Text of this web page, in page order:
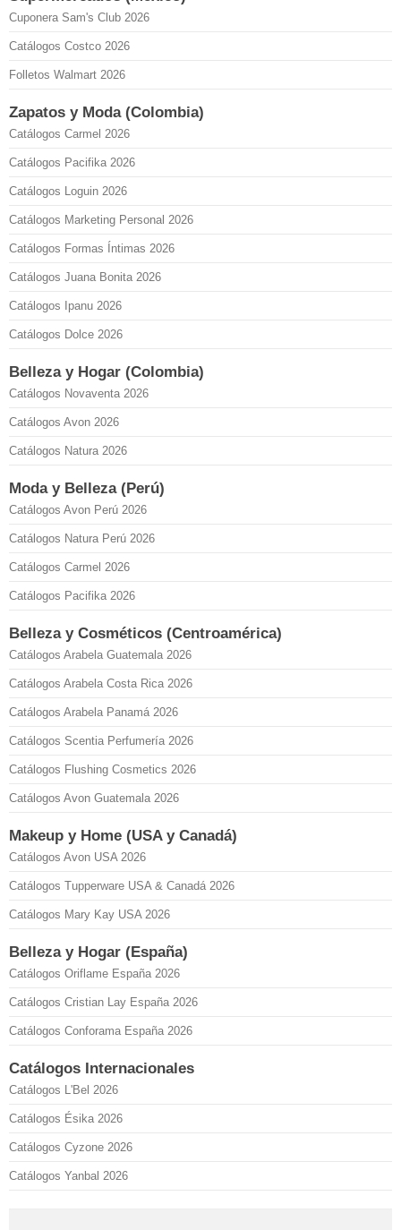
Cuponera Sam's Club 2026
Catálogos Costco 2026
Folletos Walmart 2026
Zapatos y Moda (Colombia)
Catálogos Carmel 2026
Catálogos Pacifika 2026
Catálogos Loguin 2026
Catálogos Marketing Personal 2026
Catálogos Formas Íntimas 2026
Catálogos Juana Bonita 2026
Catálogos Ipanu 2026
Catálogos Dolce 2026
Belleza y Hogar (Colombia)
Catálogos Novaventa 2026
Catálogos Avon 2026
Catálogos Natura 2026
Moda y Belleza (Perú)
Catálogos Avon Perú 2026
Catálogos Natura Perú 2026
Catálogos Carmel 2026
Catálogos Pacifika 2026
Belleza y Cosméticos (Centroamérica)
Catálogos Arabela Guatemala 2026
Catálogos Arabela Costa Rica 2026
Catálogos Arabela Panamá 2026
Catálogos Scentia Perfumería 2026
Catálogos Flushing Cosmetics 2026
Catálogos Avon Guatemala 2026
Makeup y Home (USA y Canadá)
Catálogos Avon USA 2026
Catálogos Tupperware USA & Canadá 2026
Catálogos Mary Kay USA 2026
Belleza y Hogar (España)
Catálogos Oriflame España 2026
Catálogos Cristian Lay España 2026
Catálogos Conforama España 2026
Catálogos Internacionales
Catálogos L'Bel 2026
Catálogos Ésika 2026
Catálogos Cyzone 2026
Catálogos Yanbal 2026